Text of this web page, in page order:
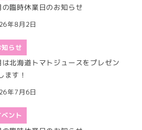
臨時休業日のお知らせ
年8月2日
知らせ
は北海道トマトジュースをプレゼン
ます！
年7月6日
ベント